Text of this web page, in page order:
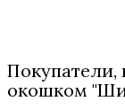
Покупатели,
окошком